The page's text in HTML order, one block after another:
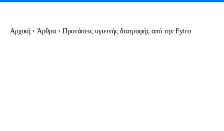
Αρχική Άρθρα Προτάσεις υγιεινής διατροφής από την Fytro